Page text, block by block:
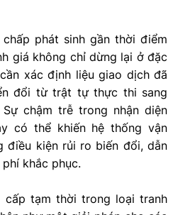
phát sinh gần thời điểm
giá không chỉ dừng lại ở đặc
xác định liệu giao dịch đã
đổi từ trật tự thực thi sang
chậm trễ trong nhận diện
có thể khiến hệ thống vận
điều kiện rủi ro biến đổi, dẫn
khắc phục.
cấp tạm thời trong loại tranh